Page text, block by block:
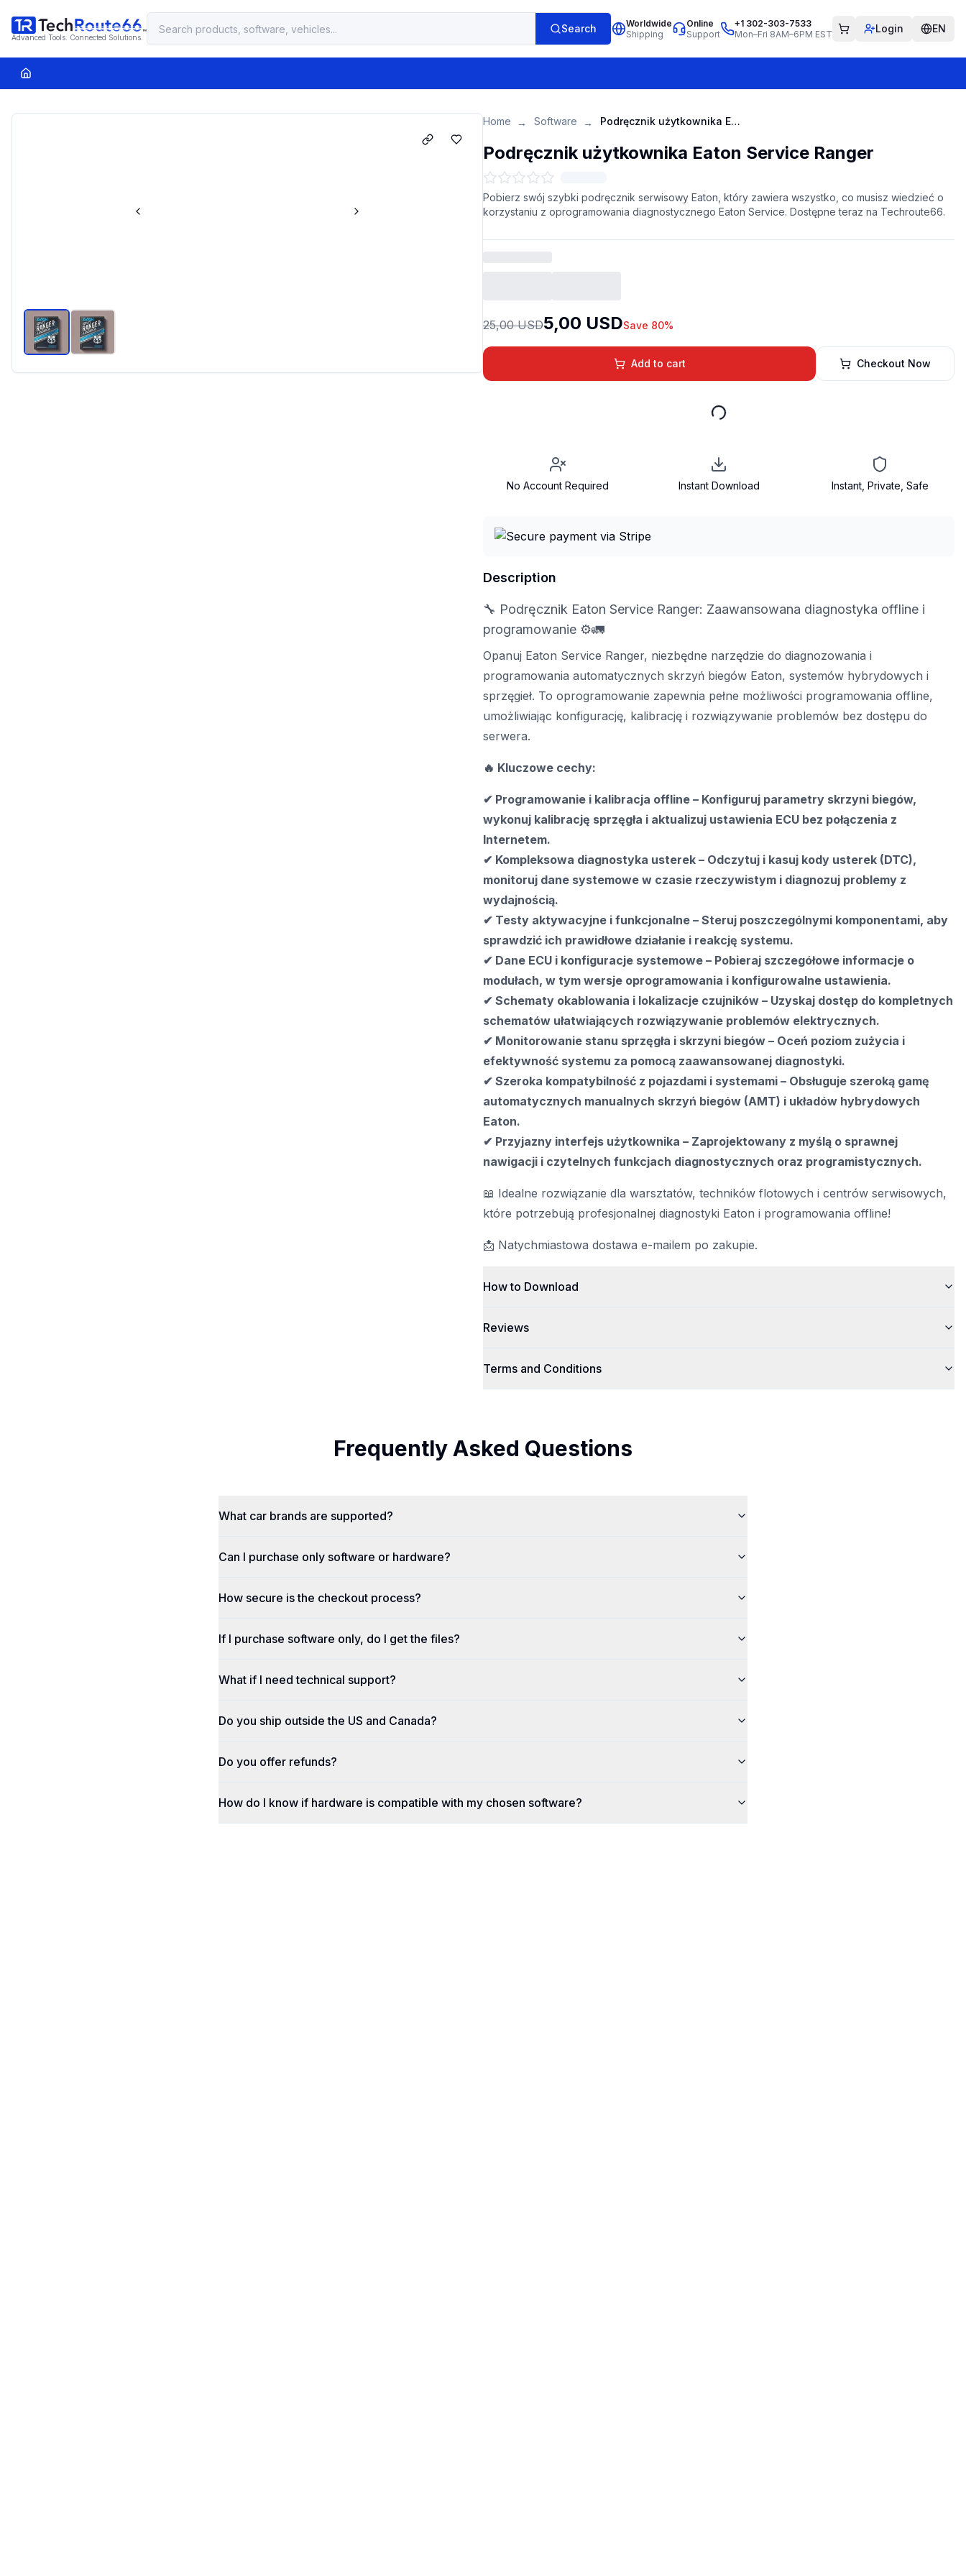
Advanced Tools. Connected Solutions.
Search
Worldwide
Shipping
Online
Support
+1 302-303-7533
Mon–Fri 8AM–6PM EST
Login EN
Home → Software → Podręcznik użytkownika Eaton Service Ranger
Podręcznik użytkownika Eaton Service Ranger
Pobierz swój szybki podręcznik serwisowy Eaton, który zawiera wszystko, co musisz wiedzieć o
korzystaniu z oprogramowania diagnostycznego Eaton Service. Dostępne teraz na Techroute66.
25,00 USD5,00 USDSave 80%
Add to cart Checkout Now
No Account Required Instant Download Instant, Private, Safe
Description
🔧 Podręcznik Eaton Service Ranger: Zaawansowana diagnostyka offline i
programowanie ⚙️🚛
Opanuj Eaton Service Ranger, niezbędne narzędzie do diagnozowania i
programowania automatycznych skrzyń biegów Eaton, systemów hybrydowych i
sprzęgieł. To oprogramowanie zapewnia pełne możliwości programowania offline,
umożliwiając konfigurację, kalibrację i rozwiązywanie problemów bez dostępu do
serwera.
🔥 Kluczowe cechy:
✔ Programowanie i kalibracja offline – Konfiguruj parametry skrzyni biegów,
wykonuj kalibrację sprzęgła i aktualizuj ustawienia ECU bez połączenia z
Internetem.
✔ Kompleksowa diagnostyka usterek – Odczytuj i kasuj kody usterek (DTC),
monitoruj dane systemowe w czasie rzeczywistym i diagnozuj problemy z
wydajnością.
✔ Testy aktywacyjne i funkcjonalne – Steruj poszczególnymi komponentami, aby
sprawdzić ich prawidłowe działanie i reakcję systemu.
✔ Dane ECU i konfiguracje systemowe – Pobieraj szczegółowe informacje o
modułach, w tym wersje oprogramowania i konfigurowalne ustawienia.
✔ Schematy okablowania i lokalizacje czujników – Uzyskaj dostęp do kompletnych
schematów ułatwiających rozwiązywanie problemów elektrycznych.
✔ Monitorowanie stanu sprzęgła i skrzyni biegów – Oceń poziom zużycia i
efektywność systemu za pomocą zaawansowanej diagnostyki.
✔ Szeroka kompatybilność z pojazdami i systemami – Obsługuje szeroką gamę
automatycznych manualnych skrzyń biegów (AMT) i układów hybrydowych
Eaton.
✔ Przyjazny interfejs użytkownika – Zaprojektowany z myślą o sprawnej
nawigacji i czytelnych funkcjach diagnostycznych oraz programistycznych.
📖 Idealne rozwiązanie dla warsztatów, techników flotowych i centrów serwisowych,
które potrzebują profesjonalnej diagnostyki Eaton i programowania offline!
📩 Natychmiastowa dostawa e-mailem po zakupie.
How to Download
Reviews
Terms and Conditions
Frequently Asked Questions
What car brands are supported?
Can I purchase only software or hardware?
How secure is the checkout process?
If I purchase software only, do I get the files?
What if I need technical support?
Do you ship outside the US and Canada?
Do you offer refunds?
How do I know if hardware is compatible with my chosen software?